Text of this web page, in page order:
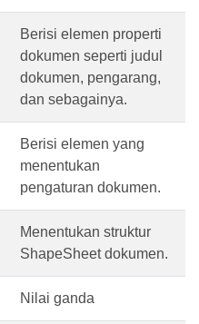
Berisi elemen properti
dokumen seperti judul
dokumen, pengarang,
dan sebagainya.
Berisi elemen yang
menentukan
pengaturan dokumen.
Menentukan struktur
ShapeSheet dokumen.
Nilai ganda